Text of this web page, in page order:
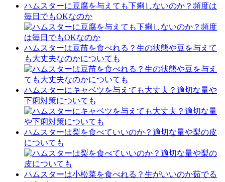
ハムスターに豆腐を与えても下痢しないのか？頻度は
毎日でもOKなのか
ハムスターは豆苗を食べれる？生の状態や豆を与えて
も大丈夫なのかについても
ハムスターにキャベツを与えても大丈夫？適切な量や
下痢対策についても
ハムスターは梨を食べていいのか？適切な量や梨の皮
についても
ハムスターは小松菜を食べれる？生がいいのか茹でる